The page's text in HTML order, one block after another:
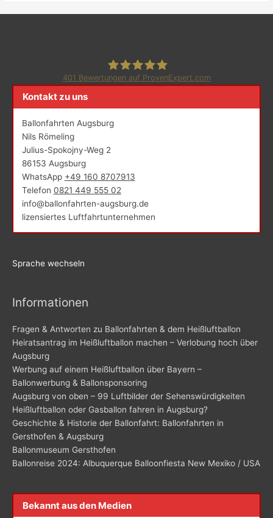
401 Bewertungen auf ProvenExpert.com
Kontakt zu uns
Ballonfahrten Augsburg
Nils Römeling
Julius-Spokojny-Weg 2
86153 Augsburg
WhatsApp +49 160 8707913
Telefon 0821 449 555 02
info@ballonfahrten-augsburg.de
lizensiertes Luftfahrtunternehmen
Sprache wechseln
Informationen
Fragen & Antworten zu Ballonfahrten & dem Heißluftballon
Heiratsantrag im Heißluftballon machen – Verlobung hoch über
Augsburg
Werbung auf einem Heißluftballon über Bayern –
Ballonwerbung & Ballonsponsoring
Augsburg von oben – 99 Luftbilder der Sehenswürdigkeiten
Heißluftballon oder Gasballon fahren in Augsburg?
Geschichte & Historie der Ballonfahrt: Ballonfahrten in
Gersthofen & Augsburg
Ballonmuseum Gersthofen
Ballonreise 2024: Albuquerque Balloonfiesta New Mexiko / USA
Bekannt aus den Medien